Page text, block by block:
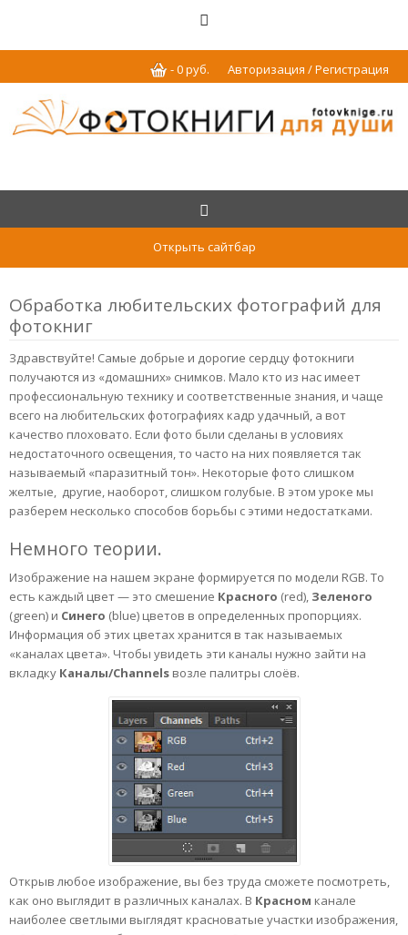
Авторизация / Регистрация
-0руб.
Открыть сайтбар
Обработка любительских фотографий для
фотокниг
Здравствуйте! Самые добрые и дорогие сердцу фотокниги
получаются из «домашних» снимков. Мало кто из нас имеет
профессиональную технику и соответственные знания, и чаще
всего на любительских фотографиях кадр удачный, а вот
качество плоховато. Если фото были сделаны в условиях
недостаточного освещения, то часто на них появляется так
называемый «паразитный тон». Некоторые фото слишком
желтые, другие, наоборот, слишком голубые. В этом уроке мы
разберем несколько способов борьбы с этими недостатками.
Немного теории.
Изображение на нашем экране формируется по модели RGB. То
есть каждый цвет — это смешение Красного (red), Зеленого
(green) и Синего (blue) цветов в определенных пропорциях.
Информация об этих цветах хранится в так называемых
«каналах цвета». Чтобы увидеть эти каналы нужно зайти на
вкладку Каналы/Channels возле палитры слоёв.
Открыв любое изображение, вы без труда сможете посмотреть,
как оно выглядит в различных каналах. В Красном канале
наиболее светлыми выглядят красноватые участки изображения,